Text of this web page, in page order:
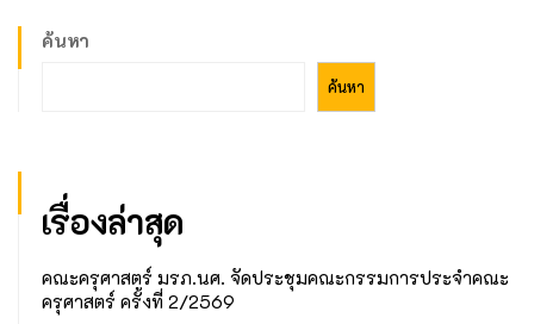
ค้นหา
ค้นหา
เรื่องล่าสุด
คณะครุศาสตร์ มรภ.นศ. จัดประชุมคณะกรรมการประจำคณะ
ครุศาสตร์ ครั้งที่ 2/2569